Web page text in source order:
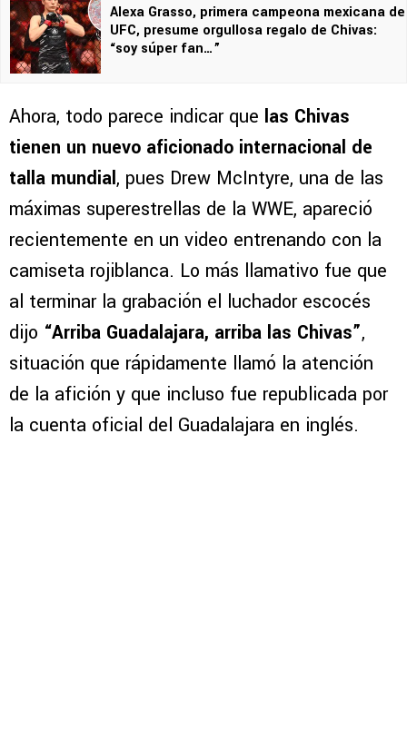
Alexa Grasso, primera campeona mexicana de
UFC, presume orgullosa regalo de Chivas:
“soy súper fan…”
Ahora, todo parece indicar que las Chivas
tienen un nuevo aficionado internacional de
talla mundial, pues Drew McIntyre, una de las
máximas superestrellas de la WWE, apareció
recientemente en un video entrenando con la
camiseta rojiblanca. Lo más llamativo fue que
al terminar la grabación el luchador escocés
dijo “Arriba Guadalajara, arriba las Chivas”,
situación que rápidamente llamó la atención
de la afición y que incluso fue republicada por
la cuenta oficial del Guadalajara en inglés.